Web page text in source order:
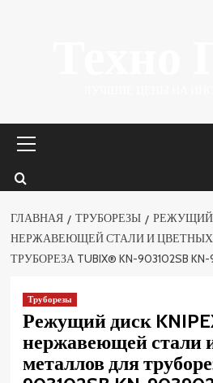
меню
ГЛАВНАЯ ТРУБОРЕЗЫ
РЕЖУЩИЙ
НЕРЖАВЕЮЩЕЙ СТАЛИ И
ТРУБОРЕЗА TUBIX® KN-903102SB
Труборезы
Режущий диск
нержавеющей стали
металлов для